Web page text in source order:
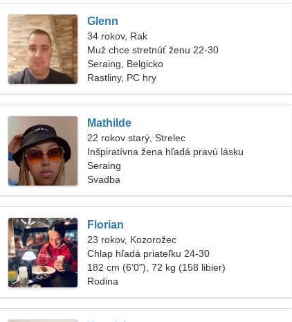
Glenn
34 rokov, Rak
Muž chce stretnúť ženu 22-30
Seraing, Belgicko
Rastliny, PC hry
Mathilde
22 rokov starý, Strelec
Inšpiratívna žena hľadá pravú lásku
Seraing
Svadba
Florian
23 rokov, Kozorožec
Chlap hľadá priateľku 24-30
182 cm (6'0"), 72 kg (158 libier)
Rodina